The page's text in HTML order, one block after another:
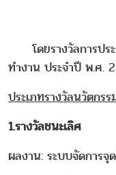
โดยรางวัลการประ
ทำงาน ประจำปี พ.ศ.
ประเภทรางวัลนวัตกร
1.รางวัลชนะเลิศ
ผลงาน: ระบบจัดการจุ